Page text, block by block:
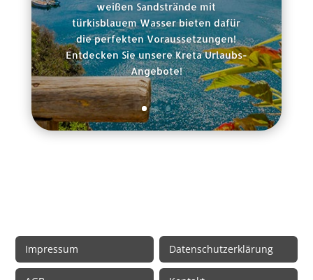
weißen Sandstrände mit
türkisblauem Wasser bieten dafür
die perfekten Voraussetzungen!
Entdecken Sie unsere Kreta Urlaubs-
Angebote!
Impressum Datenschutzerklärung